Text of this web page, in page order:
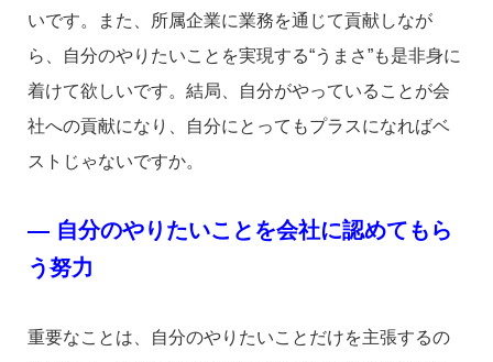
いです。また、所属企業に業務を通じて貢献しなが
ら、自分のやりたいことを実現する“うまさ”も是非身に
着けて欲しいです。結局、自分がやっていることが会
社への貢献になり、自分にとってもプラスになればベ
ストじゃないですか。
― 自分のやりたいことを会社に認めてもら
う努力
重要なことは、自分のやりたいことだけを主張するの